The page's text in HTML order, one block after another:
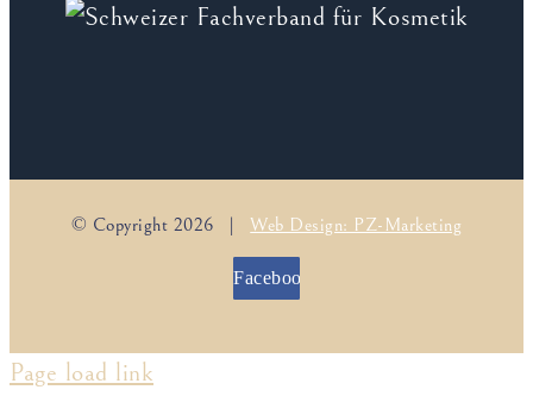
© Copyright 2026 | Web Design: PZ-Marketing
Facebook
Page load link